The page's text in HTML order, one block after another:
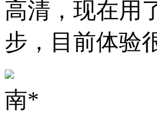
高清，现在用
步，目前体验
南*